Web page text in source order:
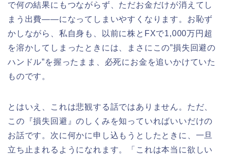
で何の結果にもつながらず、ただお金だけが消えてし
まう出費——になってしまいやすくなります。お恥ず
かしながら、私自身も、以前に株とFXで1,000万円超
を溶かしてしまったときには、まさにこの”損失回避の
ハンドル”を握ったまま、必死にお金を追いかけていた
ものです。
とはいえ、これは悲観する話ではありません。ただ、
この『損失回避』のしくみを知っていればいいだけの
お話です。次に何かに申し込もうとしたときに、一旦
立ち止まれるようになれます。「これは本当に欲しい